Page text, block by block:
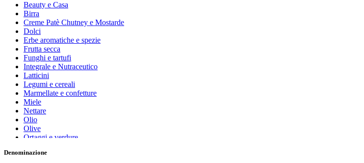
Beauty e Casa
Birra
Creme Patè Chutney e Mostarde
Dolci
Erbe aromatiche e spezie
Frutta secca
Funghi e tartufi
Integrale e Nutraceutico
Latticini
Legumi e cereali
Marmellate e confetture
Miele
Nettare
Olio
Olive
Ortaggi e verdure
Peperoncino
Denominazione